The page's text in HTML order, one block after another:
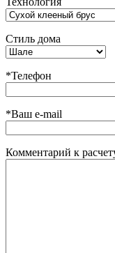
Стиль дома
*Телефон
*Ваш e-mail
Комментарий к